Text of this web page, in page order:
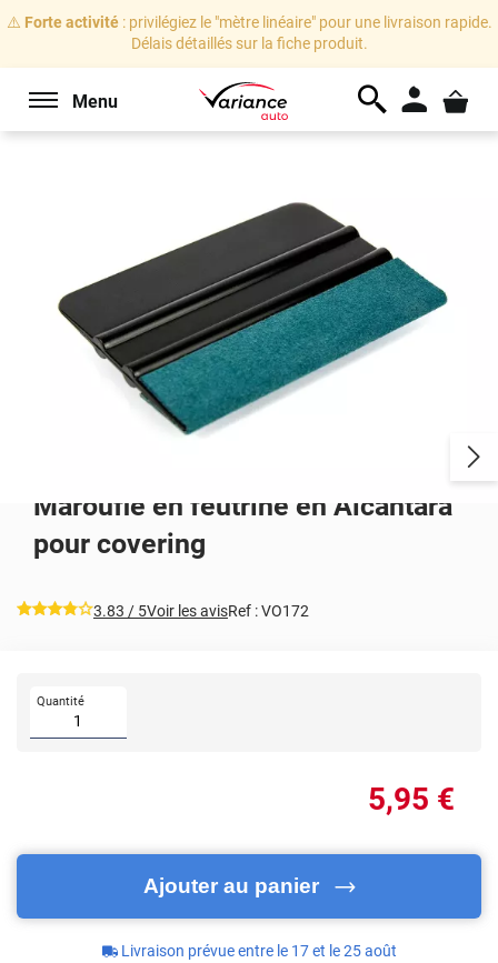
⚠️ Forte activité: privilégiez le "mètre linéaire" pour une livraison rapide.
Délais détaillés sur la fiche produit.
Menu
Maroufle en feutrine en Alcantara
pour covering
*****3.83 / 5Voir les avisRef :VO172
Quantité
5,95 €
Ajouter au panier
Livraison prévue entre le 17 et le 25 août